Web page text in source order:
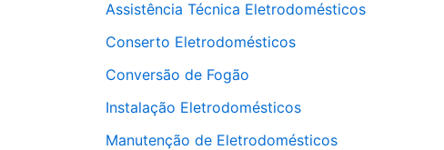
Assistência Técnica Eletrodomésticos
Conserto Eletrodomésticos
Conversão de Fogão
Instalação Eletrodomésticos
Manutenção de Eletrodomésticos